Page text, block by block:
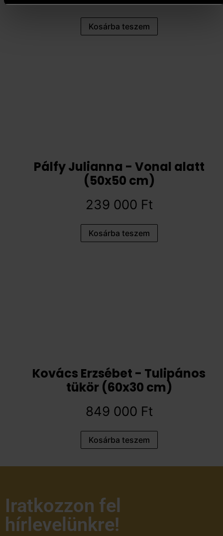
Kosárba teszem
Pálfy Julianna - Vonal alatt
(50x50 cm)
239 000 Ft
Kosárba teszem
Kovács Erzsébet - Tulipános
tükör (60x30 cm)
849 000 Ft
Kosárba teszem
Iratkozzon fel
hírlevelünkre!